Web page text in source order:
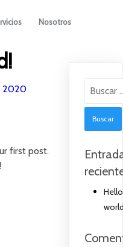
Nosotros
2020
first post.
Hello